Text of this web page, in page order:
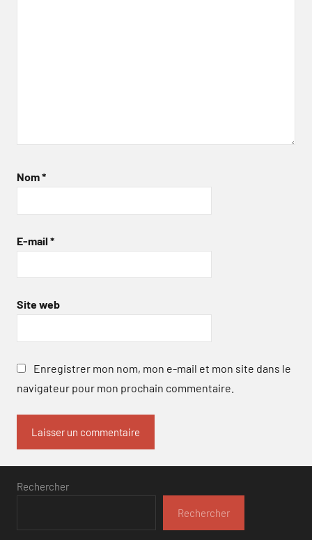
Nom*
E-mail *
Site web
Enregistrer mon nom, mon e-mail et mon site dans le
navigateur pour mon prochain commentaire.
Rechercher
Rechercher